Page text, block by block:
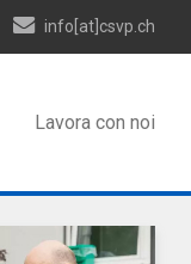
info[at]csvp.ch
Lavora con noi